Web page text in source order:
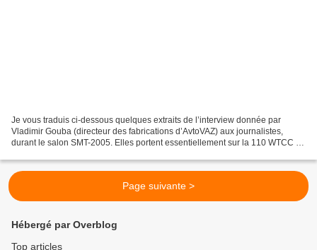
Je vous traduis ci-dessous quelques extraits de l’interview donnée par
Vladimir Gouba (directeur des fabrications d’AvtoVAZ) aux journalistes,
durant le salon SMT-2005. Elles portent essentiellement sur la 110 WTCC et
Page suivante >
Hébergé par Overblog
Top articles